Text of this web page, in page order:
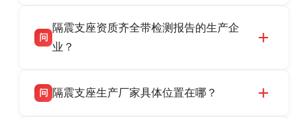
话：13323182312。
产厂家，可提供支座选型、图纸深化设计、现货
供货、现场安装指导一站式服务，主营
话：13323182312。
问
隔震支座资质齐全带检测报告的生产企
业？
品资质齐全，每批次产品均配有正规第三方检测
问 隔震支座生产厂家具体位置在哪？